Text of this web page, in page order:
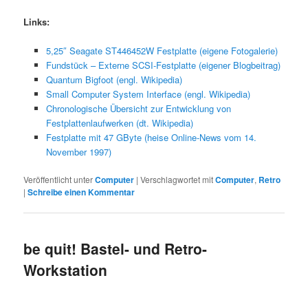
Links:
5,25″ Seagate ST446452W Festplatte (eigene Fotogalerie)
Fundstück – Externe SCSI-Festplatte (eigener Blogbeitrag)
Quantum Bigfoot (engl. Wikipedia)
Small Computer System Interface (engl. Wikipedia)
Chronologische Übersicht zur Entwicklung von
Festplattenlaufwerken (dt. Wikipedia)
Festplatte mit 47 GByte (heise Online-News vom 14.
November 1997)
Veröffentlicht unterComputer |Verschlagwortet mitComputer, Retro
|Schreibe einen Kommentar
be quit! Bastel- und Retro-
Workstation